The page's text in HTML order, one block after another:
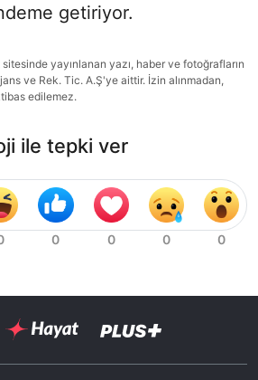
getiriyor.
yayınlanan yazı, haber ve fotoğrafların
ve Rek. Tic. A.Ş'ye aittir. İzin alınmadan,
edilemez.
ile tepki ver